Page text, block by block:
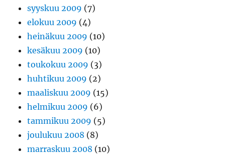
syyskuu 2009 (7)
elokuu 2009 (4)
heinäkuu 2009 (10)
kesäkuu 2009 (10)
toukokuu 2009 (3)
huhtikuu 2009 (2)
maaliskuu 2009 (15)
helmikuu 2009 (6)
tammikuu 2009 (5)
joulukuu 2008 (8)
marraskuu 2008 (10)